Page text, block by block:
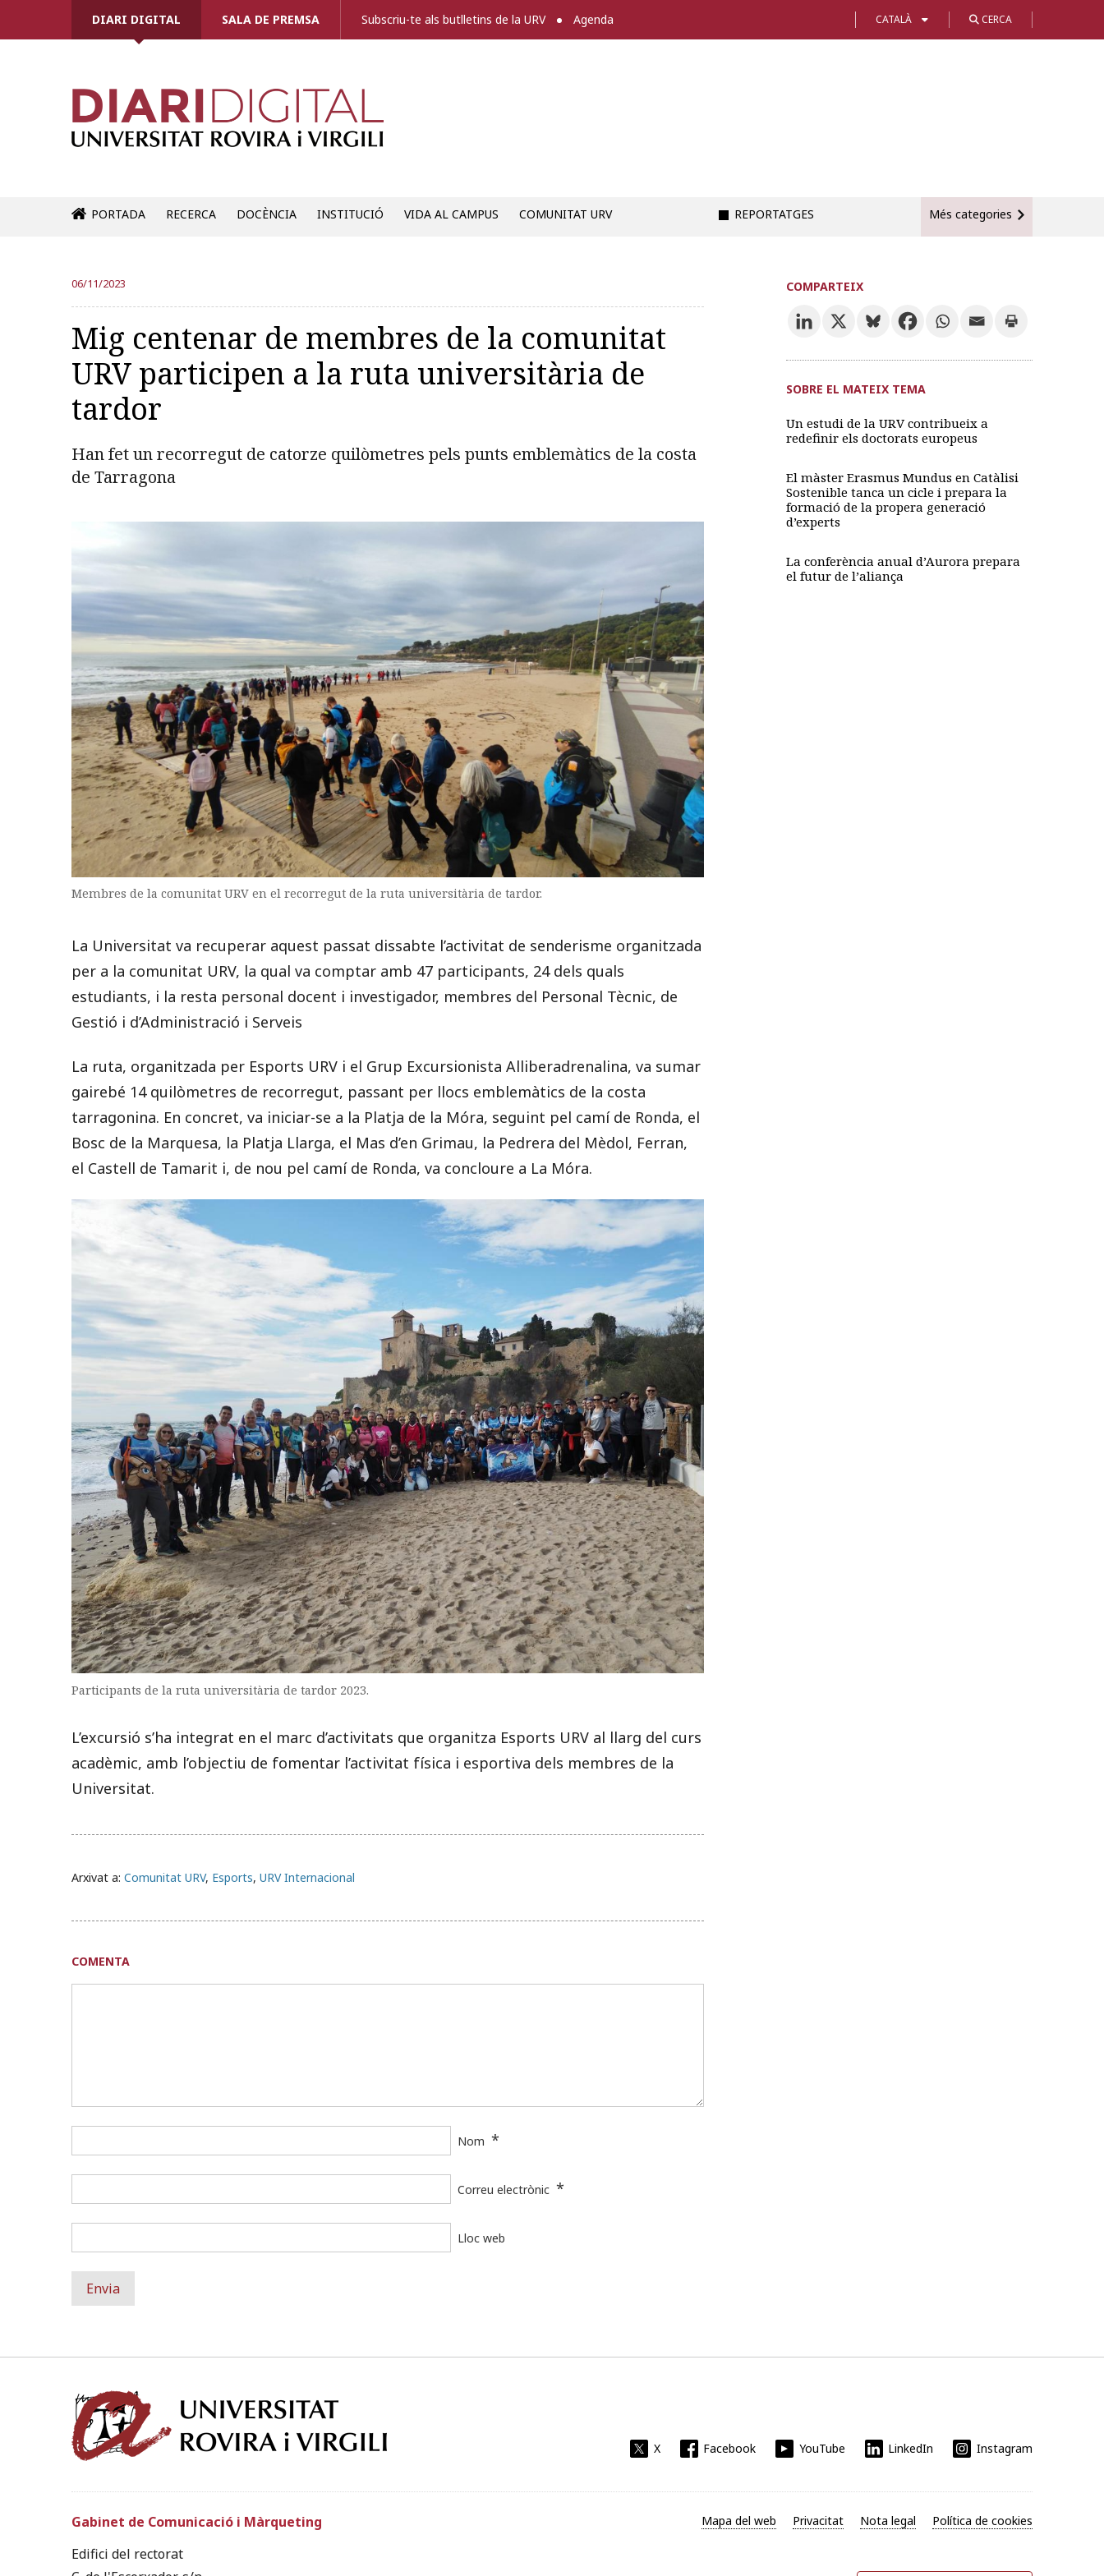
DIARI DIGITAL SALA DE PREMSA Subscriu-te als butlletins de la URV Agenda CATALÀ CERCA
PORTADA RECERCA DOCÈNCIA INSTITUCIÓ VIDA AL CAMPUS COMUNITAT URV REPORTATGES Més categories
06/11/2023
Mig centenar de membres de la comunitat
URV participen a la ruta universitària de
tardor
Han fet un recorregut de catorze quilòmetres pels punts emblemàtics de la costa
de Tarragona
Membres de la comunitat URV en el recorregut de la ruta universitària de tardor.
La Universitat va recuperar aquest passat dissabte l’activitat de senderisme organitzada
per a la comunitat URV, la qual va comptar amb 47 participants, 24 dels quals
estudiants, i la resta personal docent i investigador, membres del Personal Tècnic, de
Gestió i d’Administració i Serveis
La ruta, organitzada per Esports URV i el Grup Excursionista Alliberadrenalina, va sumar
gairebé 14 quilòmetres de recorregut, passant per llocs emblemàtics de la costa
tarragonina. En concret, va iniciar-se a la Platja de la Móra, seguint pel camí de Ronda, el
Bosc de la Marquesa, la Platja Llarga, el Mas d’en Grimau, la Pedrera del Mèdol, Ferran,
el Castell de Tamarit i, de nou pel camí de Ronda, va concloure a La Móra.
Participants de la ruta universitària de tardor 2023.
L’excursió s’ha integrat en el marc d’activitats que organitza Esports URV al llarg del curs
acadèmic, amb l’objectiu de fomentar l’activitat física i esportiva dels membres de la
Universitat.
Arxivat a: Comunitat URV, Esports, URV Internacional
COMENTA
Nom *
Correu electrònic *
Lloc web
COMPARTEIX
SOBRE EL MATEIX TEMA
Un estudi de la URV contribueix a
redefinir els doctorats europeus
El màster Erasmus Mundus en Catàlisi
Sostenible tanca un cicle i prepara la
formació de la propera generació
d’experts
La conferència anual d’Aurora prepara
el futur de l’aliança
X Facebook YouTube LinkedIn Instagram
Gabinet de Comunicació i Màrqueting
Edifici del rectorat
Mapa del web Privacitat Nota legal Política de cookies